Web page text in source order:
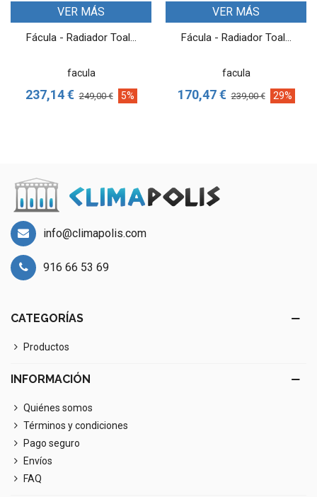
VER MÁS
Fácula - Radiador Toal...
facula
237,14 € 249,00 € 5%
VER MÁS
Fácula - Radiador Toal...
facula
170,47 € 239,00 € 29%
info@climapolis.com
916 66 53 69
CATEGORÍAS
Productos
INFORMACIÓN
Quiénes somos
Términos y condiciones
Pago seguro
Envíos
FAQ